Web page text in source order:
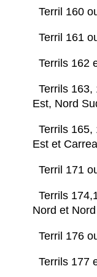
Terril 160
Terril 161
Terrils 162
Terrils 163,
Est, Nord
Terrils 165,
Est et
Terril 171
Terrils
Nord et
Terril 176
Terrils 177